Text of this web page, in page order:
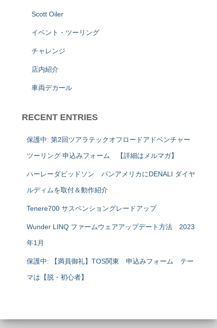
Scott Oiler
イベント・ツーリング
チャレンジ
店内紹介
車両デカール
RECENT ENTRIES
保護中: 第2回ツアラテックオフロードアドベンチャー
ツーリング 申込みフォーム 【詳細はメルマガ】
ハーレーダビッドソン パンアメリカにDENALI ダイヤ
ルディムを取付＆動作紹介
Tenere700 サスペンショングレードアップ
Wunder LINQ ファームウェアアップデート方法 2023
年1月
保護中: 【満員御礼】TOS関東 申込みフォーム テー
マは【脱・初心者】